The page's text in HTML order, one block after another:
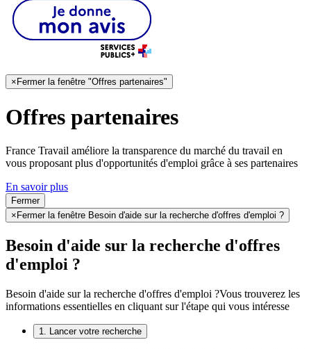
× Fermer la fenêtre "Offres partenaires"
Offres partenaires
France Travail améliore la transparence du marché du travail en
vous proposant plus d'opportunités d'emploi grâce à ses partenaires
En savoir plus
Fermer
× Fermer la fenêtre Besoin d'aide sur la recherche d'offres d'emploi ?
Besoin d'aide sur la recherche d'offres
d'emploi ?
Besoin d'aide sur la recherche d'offres d'emploi ?Vous trouverez les
informations essentielles en cliquant sur l'étape qui vous intéresse
1. Lancer votre recherche